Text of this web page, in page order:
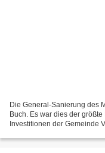
Die General-Sanierung des
Buch. Es war dies der
Investitionen der Gemeinde